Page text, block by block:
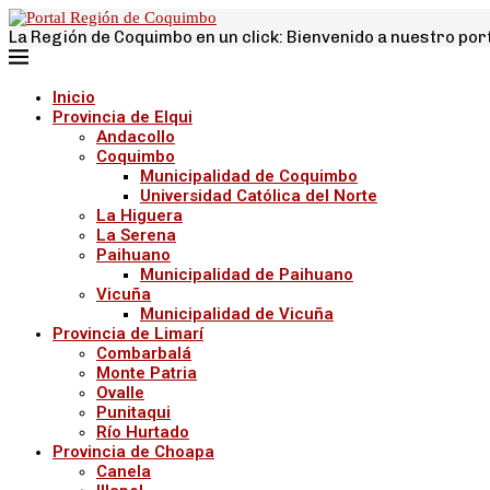
La Región de Coquimbo en un click: Bienvenido a nuestro
Inicio
Provincia de Elqui
Andacollo
Coquimbo
Municipalidad de Coquimbo
Universidad Católica del Norte
La Higuera
La Serena
Paihuano
Municipalidad de Paihuano
Vicuña
Municipalidad de Vicuña
Provincia de Limarí
Combarbalá
Monte Patria
Ovalle
Punitaqui
Río Hurtado
Provincia de Choapa
Canela